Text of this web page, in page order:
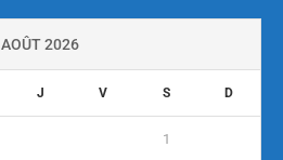
AOÛT 2026
J V S D
1